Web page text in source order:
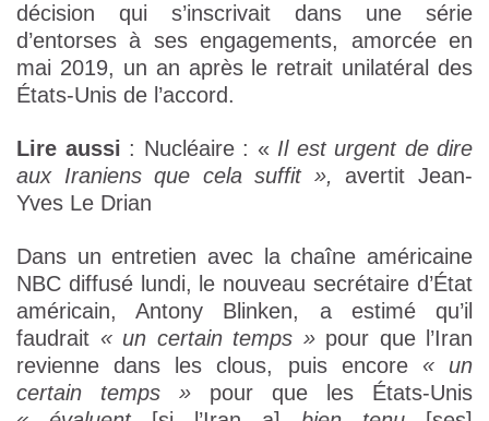
décision qui s’inscrivait dans une série
d’entorses à ses engagements, amorcée en
mai 2019, un an après le retrait unilatéral des
États-Unis de l’accord.
Lire aussi : Nucléaire : «Il est urgent de dire
aux Iraniens que cela suffit », avertit Jean-
Yves Le Drian
Dans un entretien avec la chaîne américaine
NBC diffusé lundi, le nouveau secrétaire d’État
américain, Antony Blinken, a estimé qu’il
faudrait « un certain temps »pour que l’Iran
revienne dans les clous, puis encore « un
certain temps » pour que les États-Unis